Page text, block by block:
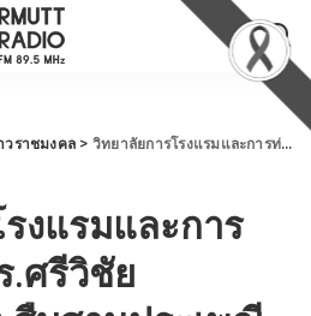
วราชมงคล > วิทยาลัยการโรงแรมและการท่องเที่ยว มทร.ศรีวิชัย วิทยาเขตตรัง สืบสานประเพณีลากพระจังหวัดตรัง
งแรมและการ
.ศรีวิชัย